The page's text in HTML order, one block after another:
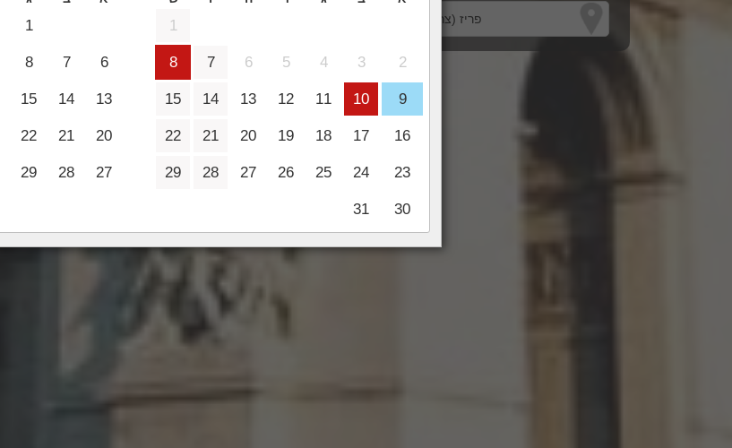
1
2
3
4
5
6
7
8
9
10
11
12
13
14
15
16
17
18
19
20
21
22
23
24
25
26
27
28
29
30
31
1
6
7
8
13
14
15
20
21
22
27
28
29